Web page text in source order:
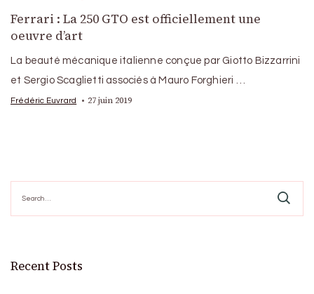
Ferrari : La 250 GTO est officiellement une
oeuvre d’art
La beauté mécanique italienne conçue par Giotto Bizzarrini
et Sergio Scaglietti associés à Mauro Forghieri …
Frédéric Euvrard 27 juin 2019
for:
Recent Posts